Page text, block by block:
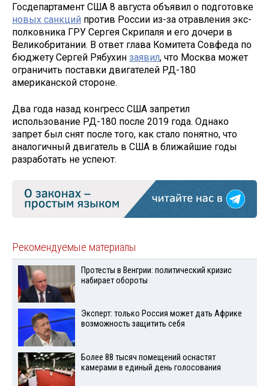
Госдепартамент США 8 августа объявил о подготовке
новых санкций против России из-за отравления экс-
полковника ГРУ Сергея Скрипаля и его дочери в
Великобритании. В ответ глава Комитета Совфеда по
бюджету Сергей Рябухин заявил, что Москва может
ограничить поставки двигателей РД-180
американской стороне.
Два года назад конгресс США запретил
использование РД-180 после 2019 года. Однако
запрет был снят после того, как стало понятно, что
аналогичный двигатель в США в ближайшие годы
разработать не успеют.
Рекомендуемые материалы
Протесты в Венгрии: политический кризис
набирает обороты
Эксперт: только Россия может дать Африке
возможность защитить себя
Более 88 тысяч помещений оснастят
камерами в единый день голосования